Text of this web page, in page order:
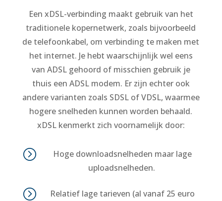
Een xDSL-verbinding maakt gebruik van het
traditionele kopernetwerk, zoals bijvoorbeeld
de telefoonkabel, om verbinding te maken met
het internet. Je hebt waarschijnlijk wel eens
van ADSL gehoord of misschien gebruik je
thuis een ADSL modem. Er zijn echter ook
andere varianten zoals SDSL of VDSL, waarmee
hogere snelheden kunnen worden behaald.
xDSL kenmerkt zich voornamelijk door:
=
Hoge downloadsnelheden maar lage
uploadsnelheden.
=
Relatief lage tarieven (al vanaf 25 euro